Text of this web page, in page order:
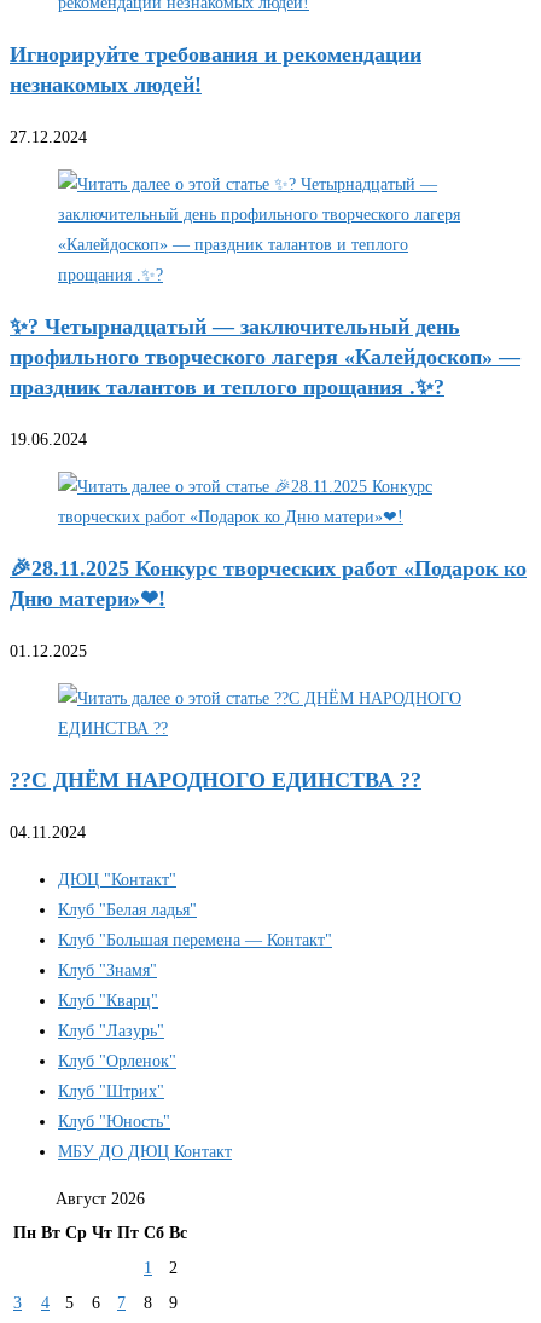
Игнорируйте требования и рекомендации
незнакомых людей!
27.12.2024
✨? Четырнадцатый — заключительный день
профильного творческого лагеря «Калейдоскоп» —
праздник талантов и теплого прощания .✨?
19.06.2024
🎉28.11.2025 Конкурс творческих работ «Подарок ко
Дню матери»❤!
01.12.2025
??С ДНЁМ НАРОДНОГО ЕДИНСТВА ??
04.11.2024
ДЮЦ "Контакт"
Клуб "Белая ладья"
Клуб "Большая перемена — Контакт"
Клуб "Знамя"
Клуб "Кварц"
Клуб "Лазурь"
Клуб "Орленок"
Клуб "Штрих"
Клуб "Юность"
МБУ ДО ДЮЦ Контакт
Август 2026
Пн Вт Ср Чт Пт Сб Вс
1
2
3
4 5 6 7 8
9